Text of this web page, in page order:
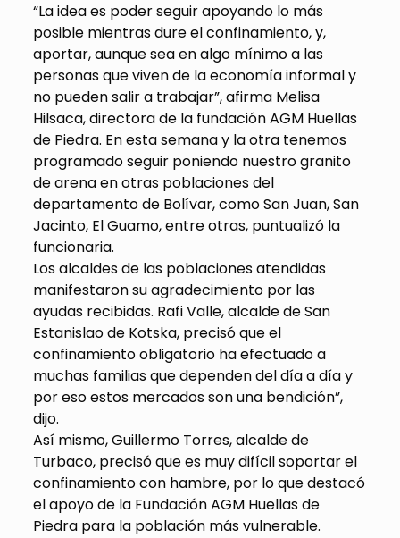
“La idea es poder seguir apoyando lo más
posible mientras dure el confinamiento, y,
aportar, aunque sea en algo mínimo a las
personas que viven de la economía informal y
no pueden salir a trabajar”, afirma Melisa
Hilsaca, directora de la fundación AGM Huellas
de Piedra. En esta semana y la otra tenemos
programado seguir poniendo nuestro granito
de arena en otras poblaciones del
departamento de Bolívar, como San Juan, San
Jacinto, El Guamo, entre otras, puntualizó la
funcionaria.
Los alcaldes de las poblaciones atendidas
manifestaron su agradecimiento por las
ayudas recibidas. Rafi Valle, alcalde de San
Estanislao de Kotska, precisó que el
confinamiento obligatorio ha efectuado a
muchas familias que dependen del día a día y
por eso estos mercados son una bendición”,
dijo.
Así mismo, Guillermo Torres, alcalde de
Turbaco, precisó que es muy difícil soportar el
confinamiento con hambre, por lo que destacó
el apoyo de la Fundación AGM Huellas de
Piedra para la población más vulnerable.